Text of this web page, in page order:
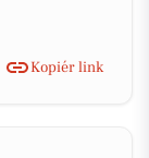
Kopiér link